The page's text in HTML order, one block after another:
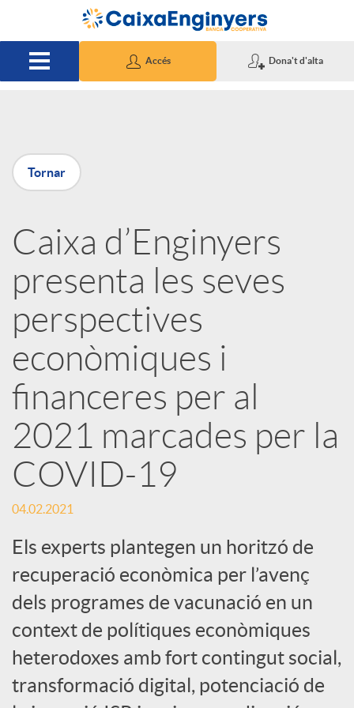
Salta al contingut principal
Accés Dona't d'alta
P
u
b
l
i
c
a
d
o
r
d
Tornar
Caixa d’Enginyers
presenta les seves
perspectives
econòmiques i
financeres per al
2021 marcades per la
COVID-19
04.02.2021
Els experts plantegen un horitzó de
recuperació econòmica per l’avenç
dels programes de vacunació en un
context de polítiques econòmiques
heterodoxes amb fort contingut social,
transformació digital, potenciació de